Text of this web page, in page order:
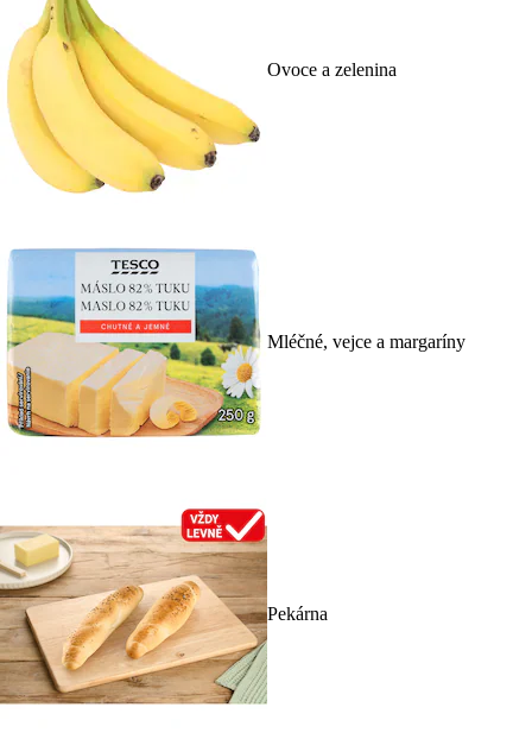
Ovoce a zelenina
Mléčné, vejce a margaríny
Pekárna